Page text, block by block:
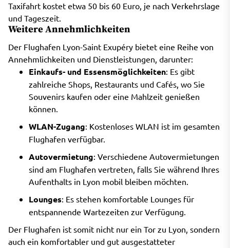
Taxifahrt kostet etwa 50 bis 60 Euro, je nach Verkehrslage
und Tageszeit.
Weitere Annehmlichkeiten
Der Flughafen Lyon-Saint Exupéry bietet eine Reihe von
Annehmlichkeiten und Dienstleistungen, darunter:
Einkaufs- und Essensmöglichkeiten: Es gibt
zahlreiche Shops, Restaurants und Cafés, wo Sie
Souvenirs kaufen oder eine Mahlzeit genießen
können.
WLAN-Zugang: Kostenloses WLAN ist im gesamten
Flughafen verfügbar.
Autovermietung: Verschiedene Autovermietungen
sind am Flughafen vertreten, falls Sie während Ihres
Aufenthalts in Lyon mobil bleiben möchten.
Lounges: Es stehen komfortable Lounges für
entspannende Wartezeiten zur Verfügung.
Der Flughafen ist somit nicht nur ein Tor zu Lyon, sondern
auch ein komfortabler und gut ausgestatteter